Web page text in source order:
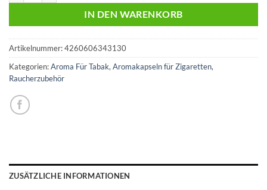
IN DEN WARENKORB
Artikelnummer:4260606343130
Kategorien:Aroma Für Tabak, Aromakapseln für Zigaretten,
Raucherzubehör
ZUSÄTZLICHE INFORMATIONEN